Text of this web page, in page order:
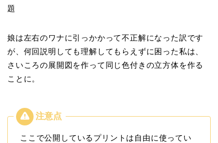
題
娘は左右のワナに引っかかって不正解になった訳です
が、何回説明しても理解してもらえずに困った私は、
さいころの展開図を作って同じ色付きの立方体を作る
ことに。
ここで公開しているプリントは自由に使ってい